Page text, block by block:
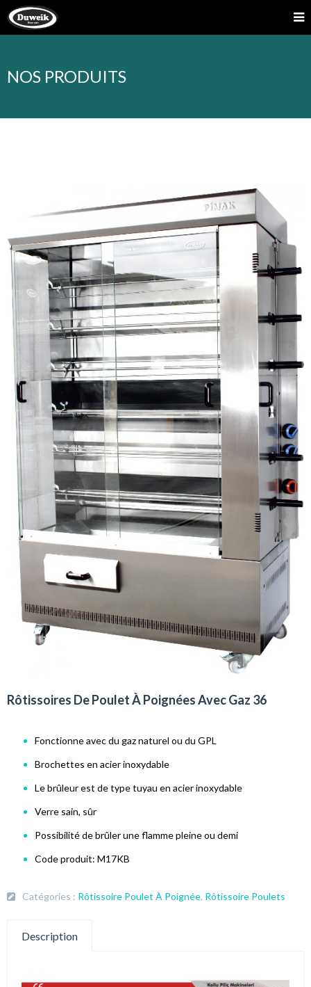
NOS PRODUITS
Rôtissoires De Poulet À Poignées Avec Gaz 36
Fonctionne avec du gaz naturel ou du GPL
Brochettes en acier inoxydable
Le brûleur est de type tuyau en acier inoxydable
Verre sain, sûr
Possibilité de brûler une flamme pleine ou demi
Code produit: M17KB
Catégories : Rôtissoire Poulet À Poignée, Rôtissoire Poulets
Description